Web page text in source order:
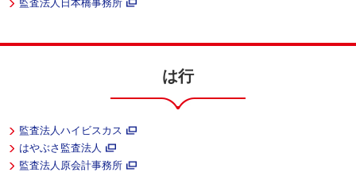
監査法人日本橋事務所
は行
監査法人ハイビスカス
はやぶさ監査法人
監査法人原会計事務所